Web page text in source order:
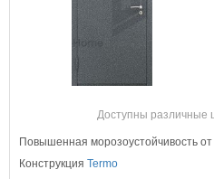
Доступны различные
Повышенная морозоустойчивость
КонструкцияTermo